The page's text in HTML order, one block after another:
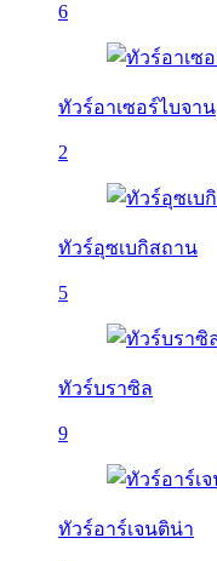
6
ทัวร์อาเซอร์ไบจาน
2
ทัวร์อุซเบกิสถาน
5
ทัวร์บราซิล
9
ทัวร์อาร์เจนติน่า